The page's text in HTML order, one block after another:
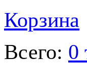
Корзина
Всего: 0